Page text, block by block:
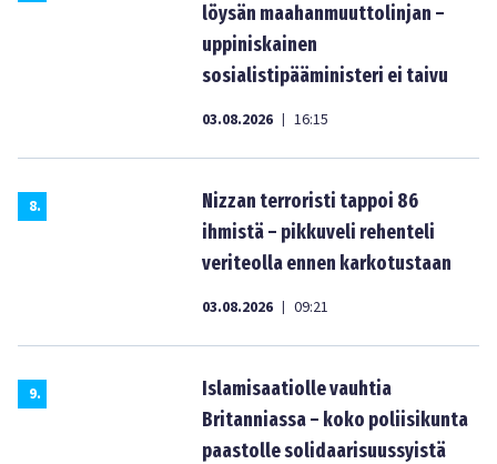
löysän maahanmuuttolinjan –
uppiniskainen
sosialistipääministeri ei taivu
03.08.2026 | 16:15
8.
Nizzan terroristi tappoi 86
ihmistä – pikkuveli rehenteli
veriteolla ennen karkotustaan
03.08.2026 | 09:21
9.
Islamisaatiolle vauhtia
Britanniassa – koko poliisikunta
paastolle solidaarisuussyistä